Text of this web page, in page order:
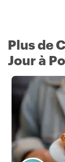
Plus de
Jour à